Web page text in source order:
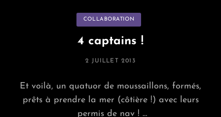
Categories
COLLABORATION
4 captains !
POSTED
2 JUILLET 2013
Et voilà, un quatuor de moussaillons, formés,
prêts à prendre la mer (côtière !) avec leurs
permis de nav ! …